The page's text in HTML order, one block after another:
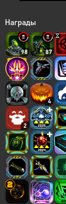
Награды
98 87
4
2